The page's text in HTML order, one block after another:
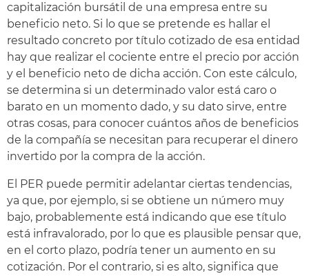
capitalización bursátil de una empresa entre su
beneficio neto. Si lo que se pretende es hallar el
resultado concreto por título cotizado de esa entidad
hay que realizar el cociente entre el precio por acción
y el beneficio neto de dicha acción. Con este cálculo,
se determina si un determinado valor está caro o
barato en un momento dado, y su dato sirve, entre
otras cosas, para conocer cuántos años de beneficios
de la compañía se necesitan para recuperar el dinero
invertido por la compra de la acción.
El PER puede permitir adelantar ciertas tendencias,
ya que, por ejemplo, si se obtiene un número muy
bajo, probablemente está indicando que ese título
está infravalorado, por lo que es plausible pensar que,
en el corto plazo, podría tener un aumento en su
cotización. Por el contrario, si es alto, significa que